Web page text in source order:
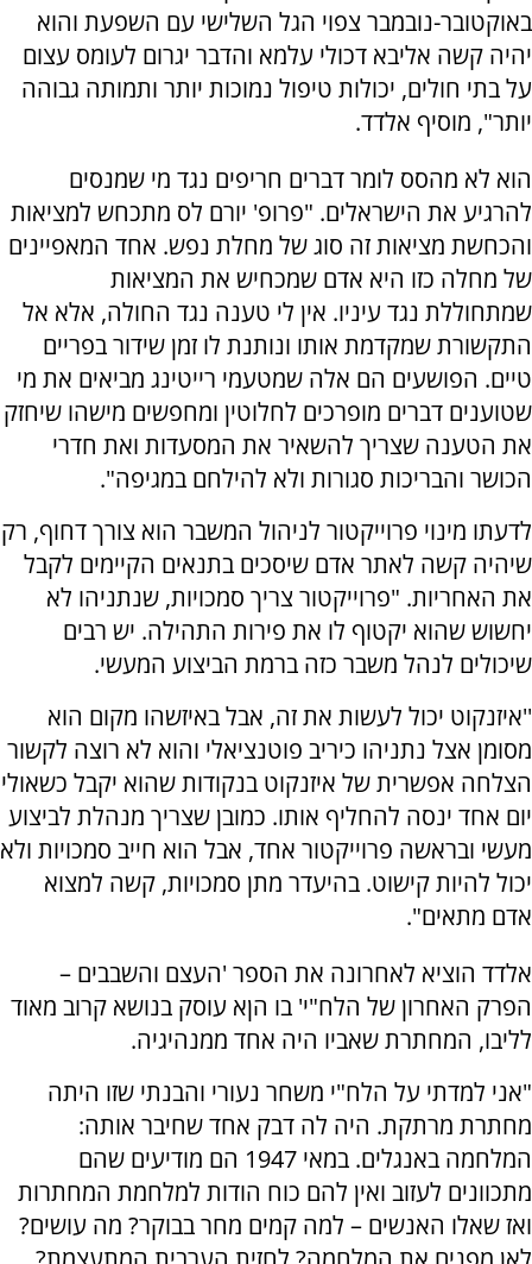
באוקטובר-נובמבר צפוי הגל השלישי עם השפעת והוא
יהיה קשה אליבא דכולי עלמא והדבר יגרום לעומס עצום
על בתי חולים, יכולות טיפול נמוכות יותר ותמותה גבוהה
יותר", מוסיף אלדד.
הוא לא מהסס לומר דברים חריפים נגד מי שמנסים
להרגיע את הישראלים. "פרופ' יורם לס מתכחש למציאות
והכחשת מציאות זה סוג של מחלת נפש. אחד המאפיינים
של מחלה כזו היא אדם שמכחיש את המציאות
שמתחוללת נגד עיניו. אין לי טענה נגד החולה, אלא אל
התקשורת שמקדמת אותו ונותנת לו זמן שידור בפריים
טיים. הפושעים הם אלה שמטעמי רייטינג מביאים את מי
שטוענים דברים מופרכים לחלוטין ומחפשים מישהו שיחזק
את הטענה שצריך להשאיר את המסעדות ואת חדרי
הכושר והבריכות סגורות ולא להילחם במגיפה".
לדעתו מינוי פרוייקטור לניהול המשבר הוא צורך דחוף, רק
שיהיה קשה לאתר אדם שיסכים בתנאים הקיימים לקבל
את האחריות. "פרוייקטור צריך סמכויות, שנתניהו לא
יחשוש שהוא יקטוף לו את פירות התהילה. יש רבים
שיכולים לנהל משבר כזה ברמת הביצוע המעשי.
''איזנקוט יכול לעשות את זה, אבל באיזשהו מקום הוא
מסומן אצל נתניהו כיריב פוטנציאלי והוא לא רוצה לקשור
הצלחה אפשרית של איזנקוט בנקודות שהוא יקבל כשאולי
יום אחד ינסה להחליף אותו. כמובן שצריך מנהלת לביצוע
מעשי ובראשה פרוייקטור אחד, אבל הוא חייב סמכויות ולא
יכול להיות קישוט. בהיעדר מתן סמכויות, קשה למצוא
אדם מתאים".
אלדד הוציא לאחרונה את הספר 'העצם והשבבים –
הפרק האחרון של הלח"י' בו הןא עוסק בנושא קרוב מאוד
לליבו, המחתרת שאביו היה אחד ממנהיגיה.
"אני למדתי על הלח"י משחר נעורי והבנתי שזו היתה
מחתרת מרתקת. היה לה דבק אחד שחיבר אותה:
המלחמה באנגלים. במאי 1947 הם מודיעים שהם
מתכוונים לעזוב ואין להם כוח הודות למלחמת המחתרות
ואז שאלו האנשים – למה קמים מחר בבוקר? מה עושים?